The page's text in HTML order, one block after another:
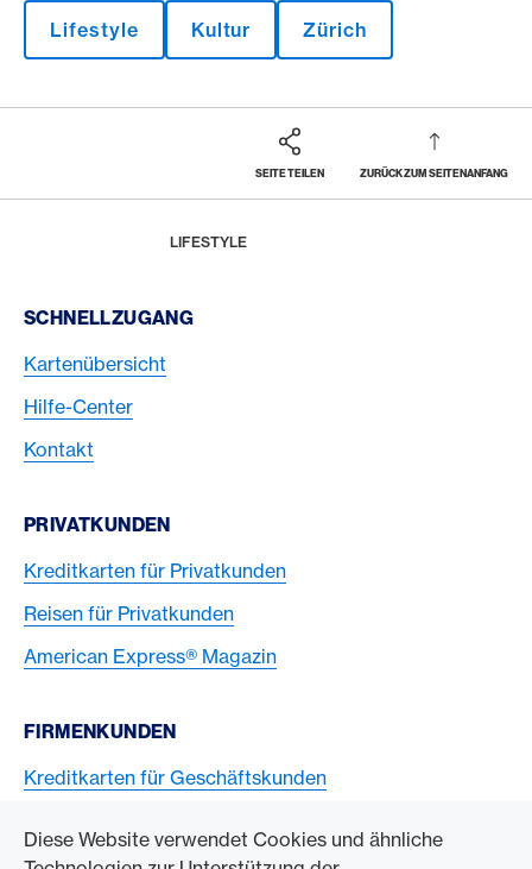
Diese Website verwendet Cookies und ähnliche
Lifestyle Kultur Zürich
SEITE TEILEN ZURÜCK ZUM SEITENANFANG
Footer
LIFESTYLE
Footer Navigation
SCHNELLZUGANG
Kartenübersicht
Hilfe-Center
Kontakt
PRIVATKUNDEN
Kreditkarten für Privatkunden
Reisen für Privatkunden
American Express® Magazin
FIRMENKUNDEN
Kreditkarten für Geschäftskunden